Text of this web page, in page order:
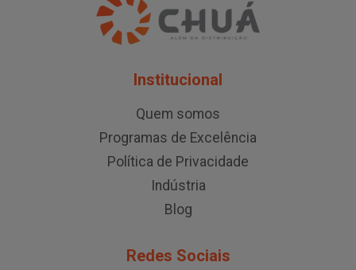
Institucional
Quem somos
Programas de Excelência
Política de Privacidade
Indústria
Blog
Redes Sociais